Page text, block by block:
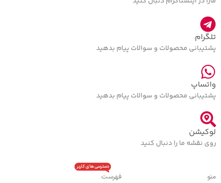
تلگرام
پشتیبانی محصولات و سوالات پیام بدهید
واتساپ
پشتیبانی محصولات و سوالات پیام بدهید
لوکیشن
روی نقشه ما را دنبال کنید
منو
فهرست
دسترسی های کاربر